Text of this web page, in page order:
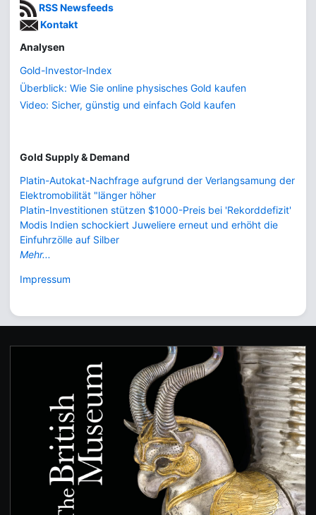
RSS Newsfeeds
Kontakt
Analysen
Gold-Investor-Index
Überblick: Wie Sie online physisches Gold kaufen
Video: Sicher, günstig und einfach Gold kaufen
Gold Supply & Demand
Platin-Autokat-Nachfrage aufgrund der Verlangsamung der
Elektromobilität "länger höher
Platin-Investitionen stützen $1000-Preis bei 'Rekorddefizit'
Modis Indien schockiert Juweliere erneut und erhöht die
Einfuhrzölle auf Silber
Mehr...
Impressum